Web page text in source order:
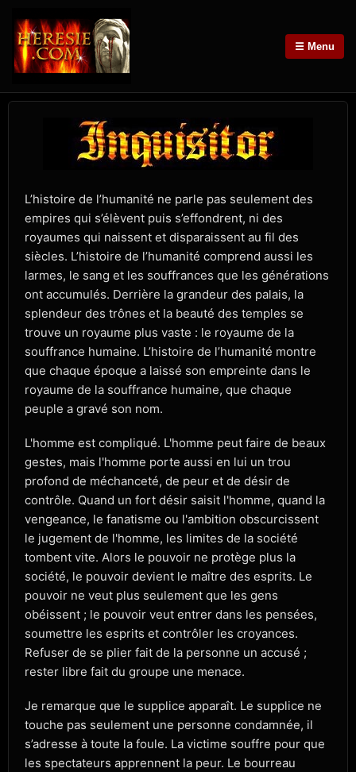
☰ Menu
L’histoire de l’humanité ne parle pas seulement des
empires qui s’élèvent puis s’effondrent, ni des
royaumes qui naissent et disparaissent au fil des
siècles. L’histoire de l’humanité comprend aussi les
larmes, le sang et les souffrances que les générations
ont accumulés. Derrière la grandeur des palais, la
splendeur des trônes et la beauté des temples se
trouve un royaume plus vaste : le royaume de la
souffrance humaine. L’histoire de l’humanité montre
que chaque époque a laissé son empreinte dans le
royaume de la souffrance humaine, que chaque
peuple a gravé son nom.
L'homme est compliqué. L'homme peut faire de beaux
gestes, mais l'homme porte aussi en lui un trou
profond de méchanceté, de peur et de désir de
contrôle. Quand un fort désir saisit l'homme, quand la
vengeance, le fanatisme ou l'ambition obscurcissent
le jugement de l'homme, les limites de la société
tombent vite. Alors le pouvoir ne protège plus la
société, le pouvoir devient le maître des esprits. Le
pouvoir ne veut plus seulement que les gens
obéissent ; le pouvoir veut entrer dans les pensées,
soumettre les esprits et contrôler les croyances.
Refuser de se plier fait de la personne un accusé ;
rester libre fait du groupe une menace.
Je remarque que le supplice apparaît. Le supplice ne
touche pas seulement une personne condamnée, il
s’adresse à toute la foule. La victime souffre pour que
les spectateurs apprennent la peur. Le bourreau